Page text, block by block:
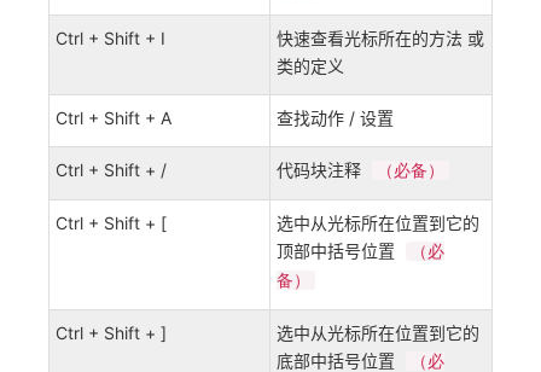
Ctrl + Shift + I
快速查看光标所在的方法 或
类的定义
Ctrl + Shift + A 查找动作 / 设置
Ctrl + Shift + / 代码块注释 （必备）
Ctrl + Shift + [
选中从光标所在位置到它的
顶部中括号位置
（必
备）
Ctrl + Shift + ]
选中从光标所在位置到它的
底部中括号位置
（必